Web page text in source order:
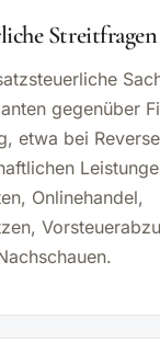
Streitfragen
gegenüber
etwa bei
Onlinehandel,